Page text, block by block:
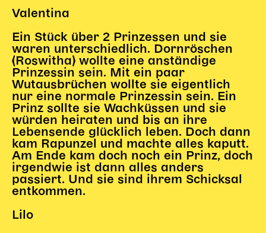
Valentina
Ein Stück über 2 Prinzessen und sie
waren unterschiedlich. Dornröschen
(Roswitha) wollte eine anständige
Prinzessin sein. Mit ein paar
Wutausbrüchen wollte sie eigentlich
nur eine normale Prinzessin sein. Ein
Prinz sollte sie Wachküssen und sie
würden heiraten und bis an ihre
Lebensende glücklich leben. Doch dann
kam Rapunzel und machte alles kaputt.
Am Ende kam doch noch ein Prinz, doch
irgendwie ist dann alles anders
passiert. Und sie sind ihrem Schicksal
entkommen.
Lilo